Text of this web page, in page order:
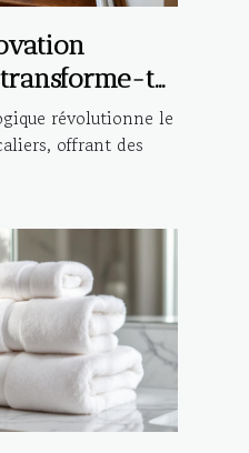
t-
?
révolutionne le
offrant des